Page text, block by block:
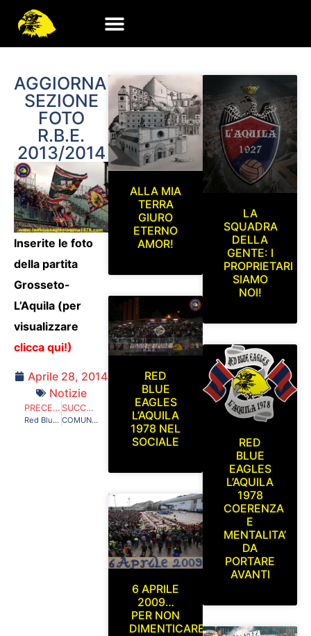
AGGIORNAMENTO
SEZIONE
FOTO
R.B.E.
2013/2014
Inserite le foto
della partita
Grosseto-
L’Aquila (per
visualizzare
clicca qui!)
Aprile 28, 2014
Notizie
PRECEDENTE
Red Blue Eagles L’Aquila 1978 a Grosseto.Grosseto-L’Aquila Domenica 16 Febbraio 2014
SUCCESSIVO
COMUNICATO UFFICIALE RED BLUE EAGLES L’AQUILA 1978
ALLA MIA
TERRA
GIURO
ETERNO
AMOR!
RED
BLUE
EAGLES
L’AQUILA
1978 NEL
SOCIALE
6 APRILE
2009…
PER NON
DIMENTICARE
LA
SQUADRA
DELLA
GENTE: I
PROPRIETARI
SIAMO
NOI!
RED
BLUE
EAGLES
L’AQUILA
1978
COERENZA
E
MENTALITA’
DA
PORTARE
AVANTI